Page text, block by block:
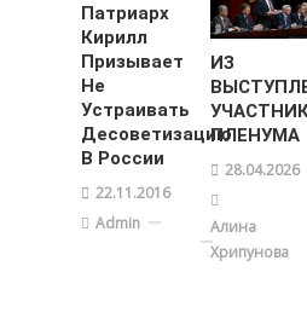
Патриарх
Кирилл
Призывает
Не
Устраивать
Десоветизацию
В России
22.11.2016
Admin
ИЗ
ПЛЕНУМА
28.04.2026
Алина
Хрипунова